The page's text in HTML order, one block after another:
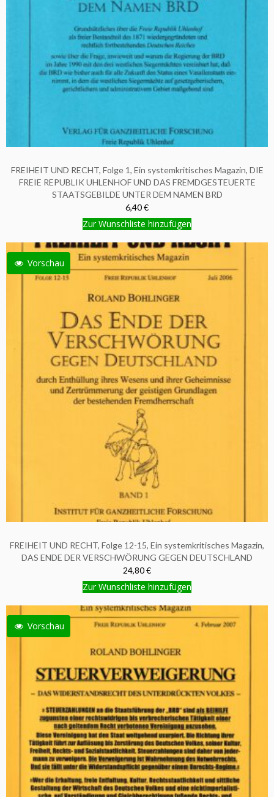
FREIHEIT UND RECHT, Folge 1, Ein systemkritisches Magazin, DIE
FREIE REPUBLIK UHLENHOF UND DAS FREMDGESTEUERTE
STAATSGEBILDE UNTER DEM NAMEN BRD
6,40 €
Zur Wunschliste hinzufügen
Vorschau
FREIHEIT UND RECHT, Folge 12-15, Ein systemkritisches Magazin,
DAS ENDE DER VERSCHWÖRUNG GEGEN DEUTSCHLAND
24,80 €
Zur Wunschliste hinzufügen
Vorschau